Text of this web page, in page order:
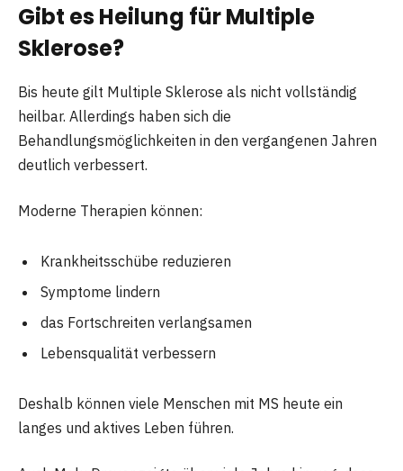
Gibt es Heilung für Multiple
Sklerose?
Bis heute gilt Multiple Sklerose als nicht vollständig
heilbar. Allerdings haben sich die
Behandlungsmöglichkeiten in den vergangenen Jahren
deutlich verbessert.
Moderne Therapien können:
Krankheitsschübe reduzieren
Symptome lindern
das Fortschreiten verlangsamen
Lebensqualität verbessern
Deshalb können viele Menschen mit MS heute ein
langes und aktives Leben führen.